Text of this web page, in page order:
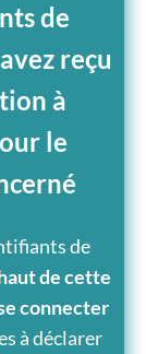
de
reçu
à
le
de
de cette
connecter
à déclarer